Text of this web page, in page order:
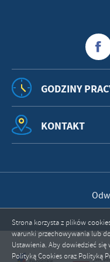
GODZINY
KONTAKT
Strona korzysta z plików
warunki przechowywania lub
Ustawienia. Aby dowiedzieć
Polityką Cookies oraz Polityką